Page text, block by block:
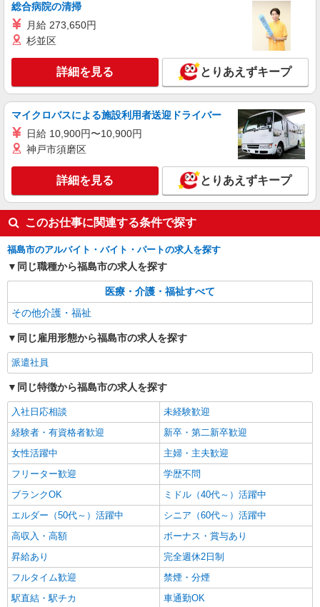
総合病院の清掃
月給 273,650円
杉並区
詳細を見る とりあえずキープ
マイクロバスによる施設利用者送迎ドライバー
日給 10,900円〜10,900円
神戸市須磨区
詳細を見る とりあえずキープ
このお仕事に関連する条件で探す
福島市のアルバイト・バイト・パートの求人を探す
同じ職種から福島市の求人を探す
医療・介護・福祉すべて
その他介護・福祉
同じ雇用形態から福島市の求人を探す
派遣社員
同じ特徴から福島市の求人を探す
入社日応相談
未経験歓迎
経験者・有資格者歓迎
新卒・第二新卒歓迎
女性活躍中
主婦・主夫歓迎
フリーター歓迎
学歴不問
ブランクOK
ミドル（40代～）活躍中
エルダー（50代～）活躍中
シニア（60代～）活躍中
高収入・高額
ボーナス・賞与あり
昇給あり
完全週休2日制
フルタイム歓迎
禁煙・分煙
駅直結・駅チカ
車通勤OK